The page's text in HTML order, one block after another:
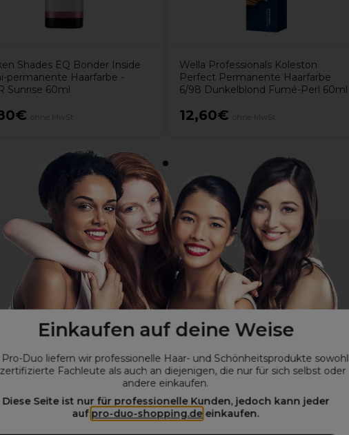
Einkaufen auf deine Weise
Pro-Duo liefern wir professionelle Haar- und Schönheitsprodukte sowohl
Fachleute als auch an diejenigen, die nur für sich selbst oder
andere einkaufen.
Diese Seite ist nur für professionelle Kunden, jedoch kann jeder
auf pro-duo-shopping.deeinkaufen.
Shades EQ Bonder Inside
permanente Haarfarbe -
Sunrise 60ml
Wella Professionals Koleston
Perfect Permanente Haarfarbe
6/98 Dunkelblond Fumé-Perl 60ml
12,60€